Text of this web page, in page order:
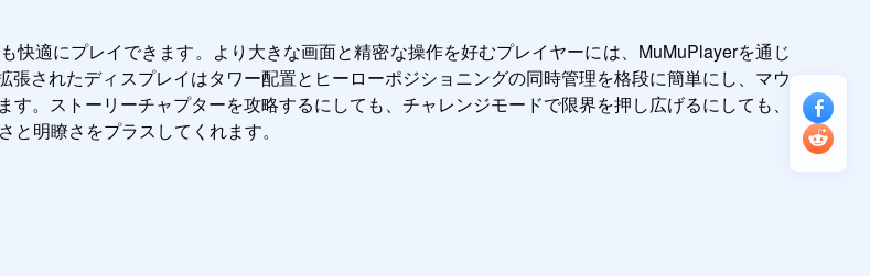
適にプレイできます。より大きな画面と精密な操作を好むプレイヤーには、MuMuPlayerを通じ
されたディスプレイはタワー配置とヒーローポジショニングの同時管理を格段に簡単にし、マウ
。ストーリーチャプターを攻略するにしても、チャレンジモードで限界を押し広げるにしても、
明瞭さをプラスしてくれます。